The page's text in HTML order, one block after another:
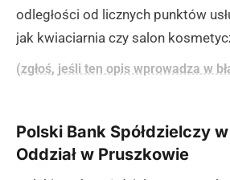
odległości od licznych punktów
jak kwiaciarnia czy salon
(zgłoś, jeśli ten opis wprowadza w
Polski Bank Spółdzielczy
Oddział w Pruszkowie